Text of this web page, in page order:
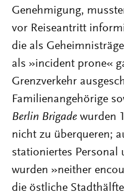
Genehmigung,
vor Reiseantritt
die als
als »incident prone«
Grenzverkehr
Familienangehörige
Berlin Brigade wurden
nicht zu überqueren;
stationiertes Personal
wurden »neither
die östliche